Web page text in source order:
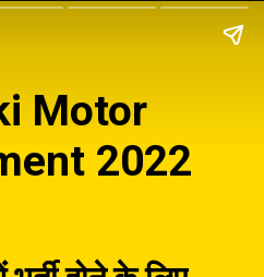
Motor
2022